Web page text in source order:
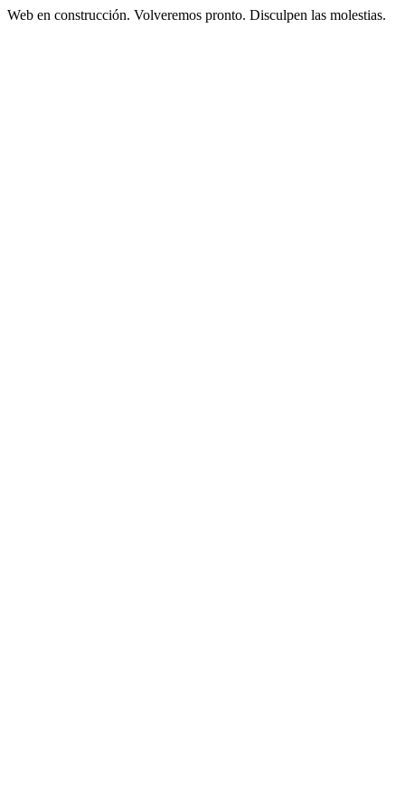
Web en construcción. Volveremos pronto. Disculpen las molestias.